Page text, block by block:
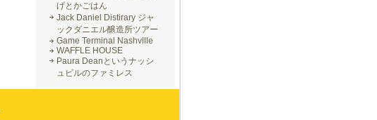
げとかごはん
Jack Daniel Distirary ジャ
ックダニエル醸造所ツアー
Game Terminal Nashville
WAFFLE HOUSE
Paura Deanというナッシ
ュビルのファミレス